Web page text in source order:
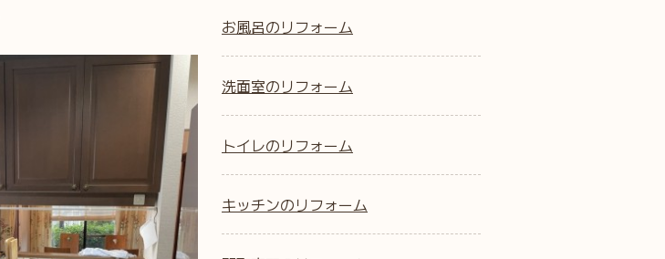
お風呂のリフォーム
洗面室のリフォーム
トイレのリフォーム
キッチンのリフォーム